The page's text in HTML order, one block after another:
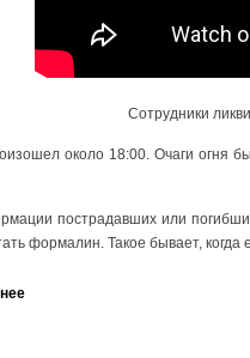
Сотрудники
около 18:00. Очаги огня
пострадавших или
формалин. Такое бывает,